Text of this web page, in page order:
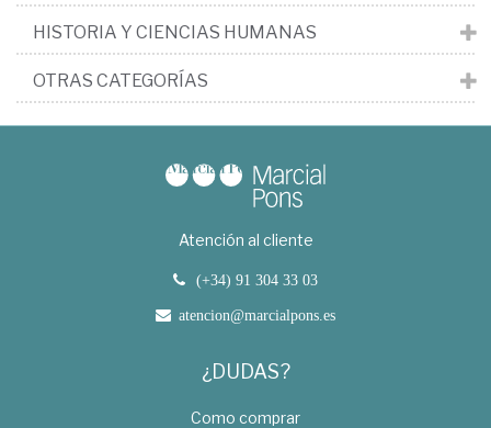
HISTORIA Y CIENCIAS HUMANAS
OTRAS CATEGORÍAS
Atención al cliente
(+34) 91 304 33 03
atencion@marcialpons.es
¿DUDAS?
Como comprar